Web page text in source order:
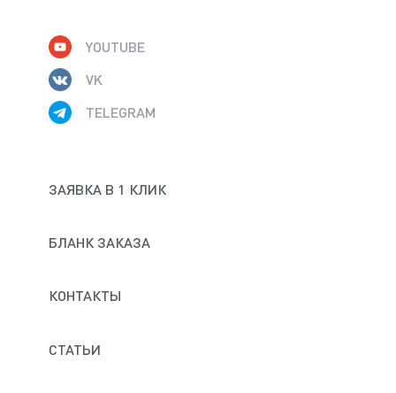
ЗАЯВКА В 1 КЛИК
БЛАНК ЗАКАЗА
КОНТАКТЫ
СТАТЬИ
YOUTUBE
VK
TELEGRAM